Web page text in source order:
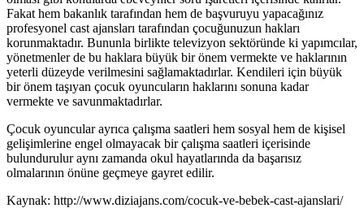
Fakat hem bakanlık tarafından hem de başvuruyu yapacağınız
profesyonel cast ajansları tarafından çocuğunuzun hakları
korunmaktadır. Bununla birlikte televizyon sektöründe ki yapımcılar,
yönetmenler de bu haklara büyük bir önem vermekte ve haklarının
yeterli düzeyde verilmesini sağlamaktadırlar. Kendileri için büyük
bir önem taşıyan çocuk oyuncuların haklarını sonuna kadar
vermekte ve savunmaktadırlar.
Çocuk oyuncular ayrıca çalışma saatleri hem sosyal hem de kişisel
gelişimlerine engel olmayacak bir çalışma saatleri içerisinde
bulundurulur aynı zamanda okul hayatlarında da başarısız
olmalarının önüne geçmeye gayret edilir.
Kaynak: http://www.diziajans.com/cocuk-ve-bebek-cast-ajanslari/